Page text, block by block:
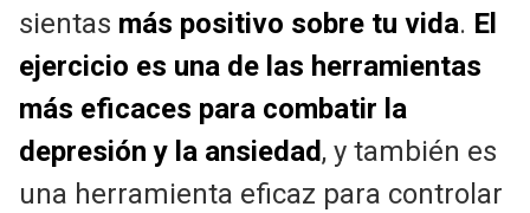
sientas más positivo sobre tu vida. El
ejercicio es una de las herramientas
más eficaces para combatir la
depresión y la ansiedad, y también es
una herramienta eficaz para controlar